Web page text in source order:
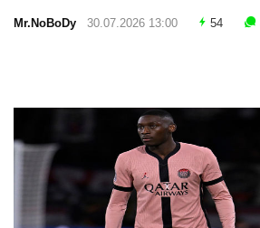
Mr.NoBoDy 30.07.2026 13:00 54